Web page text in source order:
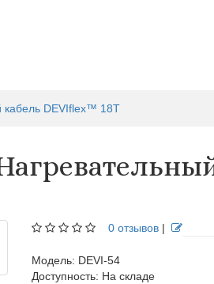
кабель DEVIflex™ 18Т
0 отзывов |
Модель: DEVI-54
Доступность: На складе